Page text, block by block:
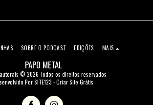
PAPO METAL
© 2026 Todos os direitos reservados
PorSITE123 -Criar Site Grátis
SOBRE O PODCAST EDIÇÕES MAIS